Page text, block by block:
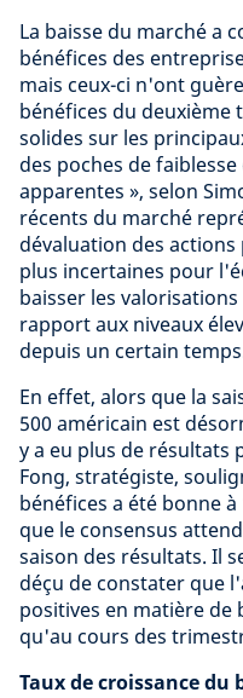
La baisse du marché a
bénéfices des
mais ceux-ci n'ont
bénéfices du
solides sur les
des poches de
apparentes », selon
récents du marché
dévaluation des
plus incertaines pour
baisser les
rapport aux niveaux
depuis un certain
En effet, alors que la
500 américain est
y a eu plus de résultats
Fong, stratégiste,
bénéfices a été bonne
que le consensus
saison des résultats. Il
déçu de constater que
positives en matière de
qu'au cours des
Taux de croissance du